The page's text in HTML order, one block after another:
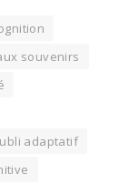
souvenirs
adaptatif